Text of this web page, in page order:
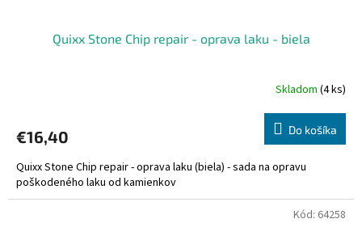
Quixx Stone Chip repair - oprava laku - biela
Skladom (4 ks)
€16,40 Do košíka
Quixx Stone Chip repair - oprava laku (biela) - sada na opravu
poškodeného laku od kamienkov
Kód: 64258